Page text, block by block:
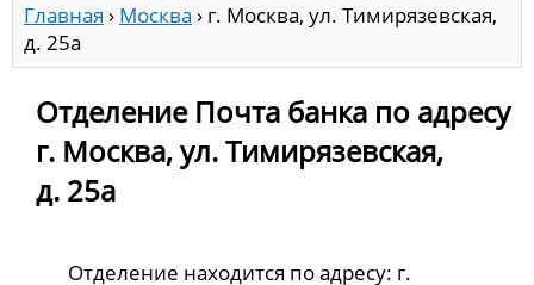
Главная › Москва › г. Москва, ул. Тимирязевская,
д. 25а
Отделение Почта банка по адресу
г. Москва, ул. Тимирязевская,
д. 25а
Отделение находится по адресу: г.